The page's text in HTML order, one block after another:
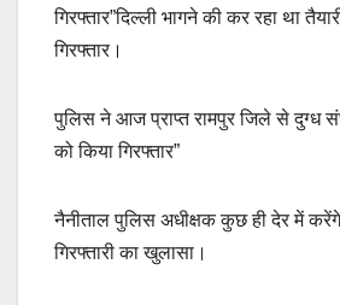
गिरफ्तार”दिल्ली भागने की कर रहा था
गिरफ्तार।
पुलिस ने आज प्राप्त रामपुर जिले से दुग्ध
को किया गिरफ्तार”
नैनीताल पुलिस अधीक्षक कुछ ही देर में
गिरफ्तारी का खुलासा।